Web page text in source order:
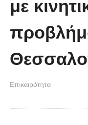
νοηματική με
με
Επικαιρότητα